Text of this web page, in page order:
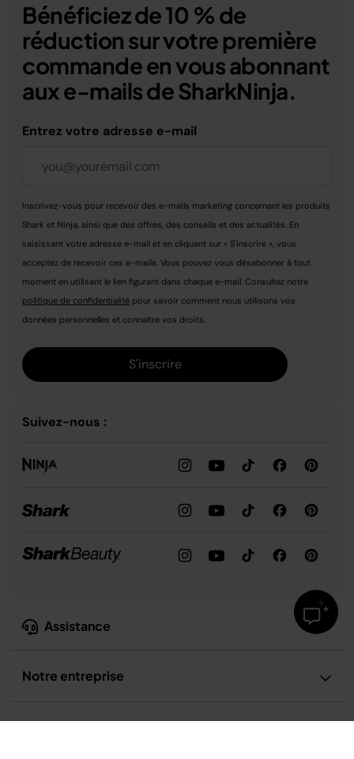
Assistance
Notre entreprise
Bénéficiez de 10 % de
réduction sur votre première
commande en vous abonnant
aux e-mails de SharkNinja.
Entrez votre adresse e-mail
Inscrivez-vous pour recevoir des e-mails marketing concernant les produits
Shark et Ninja, ainsi que des offres, des conseils et des actualités. En
saisissant votre adresse e-mail et en cliquant sur « S'inscrire », vous
acceptez de recevoir ces e-mails. Vous pouvez vous désabonner à tout
moment en utilisant le lien figurant dans chaque e-mail. Consultez notre
politique de confidentialité pour savoir comment nous utilisons vos
données personnelles et connaître vos droits.
S'inscrire
Suivez-nous :